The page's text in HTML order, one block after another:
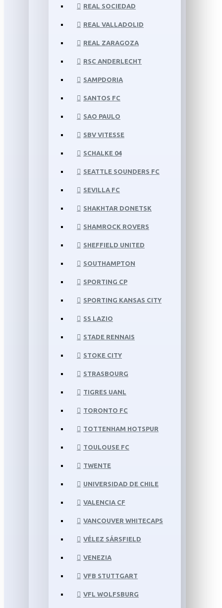
REAL SOCIEDAD
REAL VALLADOLID
REAL ZARAGOZA
RSC ANDERLECHT
SAMPDORIA
SANTOS FC
SAO PAULO
SBV VITESSE
SCHALKE 04
SEATTLE SOUNDERS FC
SEVILLA FC
SHAKHTAR DONETSK
SHAMROCK ROVERS
SHEFFIELD UNITED
SOUTHAMPTON
SPORTING CP
SPORTING KANSAS CITY
SS LAZIO
STADE RENNAIS
STOKE CITY
STRASBOURG
TIGRES UANL
TORONTO FC
TOTTENHAM HOTSPUR
TOULOUSE FC
TWENTE
UNIVERSIDAD DE CHILE
VALENCIA CF
VANCOUVER WHITECAPS
VÉLEZ SÁRSFIELD
VENEZIA
VFB STUTTGART
VFL WOLFSBURG